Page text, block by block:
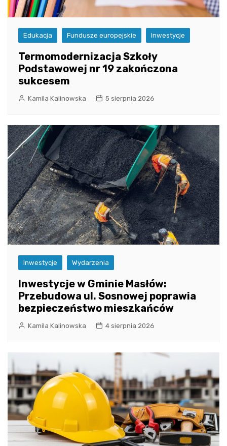
Edukacja Fundusze europejskie Inwestycje
Termomodernizacja Szkoły
Podstawowej nr 19 zakończona
sukcesem
Kamila Kalinowska 5 sierpnia 2026
Inwestycje Wydarzenia
Inwestycje w Gminie Masłów:
Przebudowa ul. Sosnowej poprawia
bezpieczeństwo mieszkańców
Kamila Kalinowska 4 sierpnia 2026